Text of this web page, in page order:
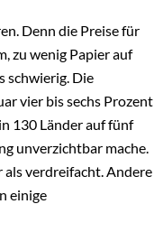
Denn die Preise für
zu wenig Papier auf
schwierig. Die
vier bis sechs Prozent
130 Länder auf fünf
unverzichtbar mache.
als verdreifacht. Andere
einige